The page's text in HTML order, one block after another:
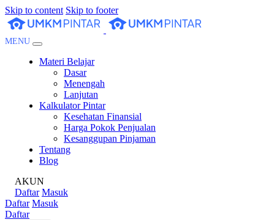
Skip to content Skip to footer
MENU
Materi Belajar
Dasar
Menengah
Lanjutan
Kalkulator Pintar
Kesehatan Finansial
Harga Pokok Penjualan
Kesanggupan Pinjaman
Tentang
Blog
AKUN
Daftar Masuk
Daftar Masuk
Daftar